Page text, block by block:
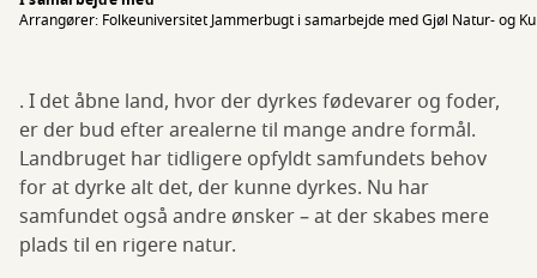
Arrangører: Folkeuniversitet Jammerbugt i samarbejde med Gjøl Natur- og
. I det åbne land, hvor der dyrkes fødevarer og foder,
er der bud efter arealerne til mange andre formål.
Landbruget har tidligere opfyldt samfundets behov
for at dyrke alt det, der kunne dyrkes. Nu har
samfundet også andre ønsker – at der skabes mere
plads til en rigere natur.